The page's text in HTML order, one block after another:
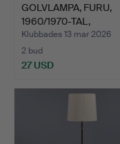
GOLVLAMPA, FURU,
1960/1970-TAL,
SOLBACKENS…
Klubbades 13 mar 2026
2 bud
27 USD